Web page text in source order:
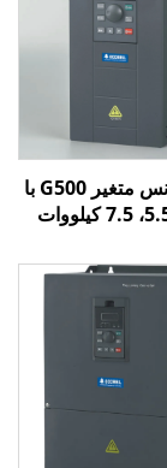
درایو فرکانس متغیر G500 با